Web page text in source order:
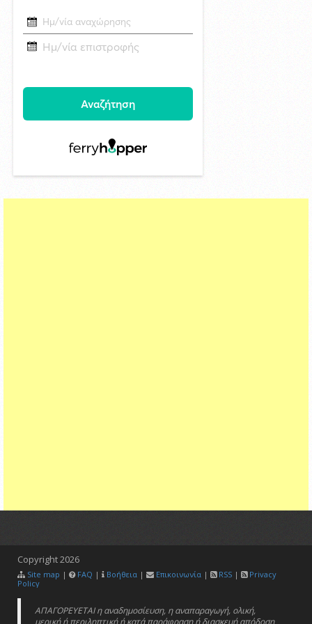
Copyright2026
Site map | FAQ | Βοήθεια | Επικοινωνία | RSS |
Privacy
Policy
ΑΠΑΓΟΡΕΥΕΤΑΙ η αναδημοσίευση, η αναπαραγωγή, ολική,